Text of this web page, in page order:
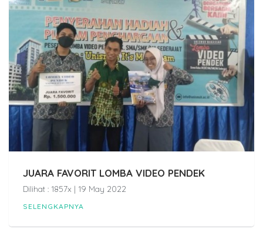
JUARA FAVORIT LOMBA VIDEO PENDEK
Dilihat : 1857x | 19 May 2022
SELENGKAPNYA